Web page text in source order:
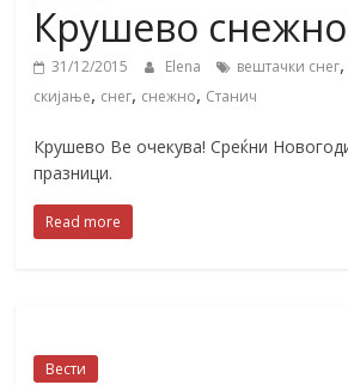
Крушево
31/12/2015 Elena вештачки снег,
скијање, снег, снежно, Станич
Крушево Ве очекува! Среќни
празници.
Read more
Вести